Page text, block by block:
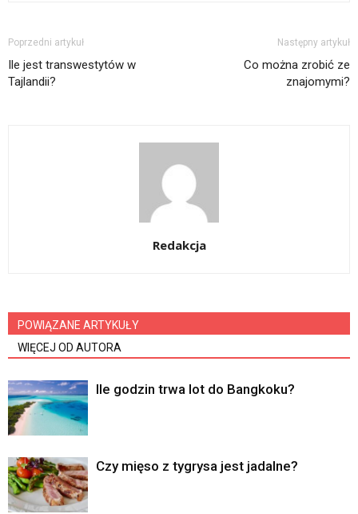
Poprzedni artykuł
Ile jest transwestytów w
Tajlandii?
Następny artykuł
Co można zrobić ze
znajomymi?
Redakcja
POWIĄZANE ARTYKUŁY
WIĘCEJ OD AUTORA
Ile godzin trwa lot do Bangkoku?
Czy mięso z tygrysa jest jadalne?